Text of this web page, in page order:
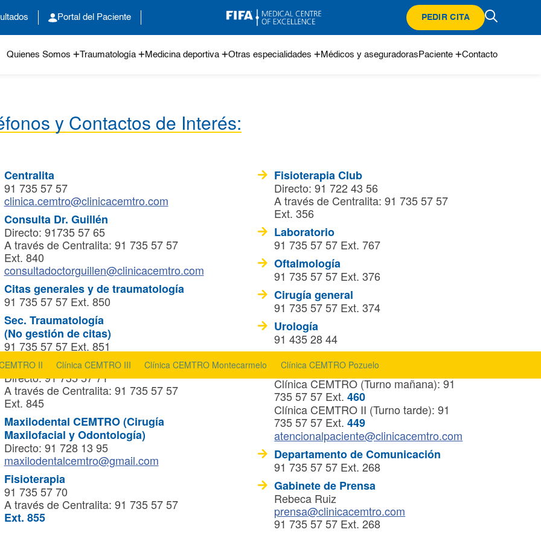
Portal del Paciente PEDIR CITA
Quienes Somos Traumatología Medicina deportiva Otras especialidades Médicos y aseguradoras Paciente Contacto
II Clínica CEMTRO III Clínica CEMTRO Montecarmelo Clínica CEMTRO Pozuelo
y Contactos de Interés:
Centralita
91 735 57 57
clinica.cemtro@clinicacemtro.com
Consulta Dr. Guillén
Directo: 91735 57 65
A través de Centralita: 91 735 57 57
Ext. 840
consultadoctorguillen@clinicacemtro.com
Citas generales y de traumatología
91 735 57 57 Ext. 850
Sec. Traumatología
(No gestión de citas)
91 735 57 57 Ext. 851
Radiodiagnóstico
Directo: 91 735 57 71
A través de Centralita: 91 735 57 57
Ext. 845
Maxilodental CEMTRO (Cirugía
Maxilofacial y Odontología)
Directo: 91 728 13 95
maxilodentalcemtro@gmail.com
Fisioterapia
91 735 57 70
A través de Centralita: 91 735 57 57
Ext. 855
Fisioterapia Club
Directo: 91 722 43 56
A través de Centralita: 91 735 57 57
Ext. 356
Laboratorio
91 735 57 57 Ext. 767
Oftalmología
91 735 57 57 Ext. 376
Cirugía general
91 735 57 57 Ext. 374
Urología
91 435 28 44
gestión de citas)
Clínica CEMTRO (Turno mañana): 91
735 57 57 Ext.460
Clínica CEMTRO II (Turno tarde): 91
735 57 57 Ext.449
atencionalpaciente@clinicacemtro.com
Departamento de Comunicación
91 735 57 57 Ext. 268
Gabinete de Prensa
Rebeca Ruiz
prensa@clinicacemtro.com
91 735 57 57 Ext. 268